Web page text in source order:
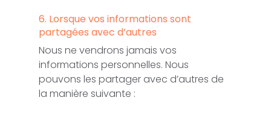
6. Lorsque vos informations sont
partagées avec d’autres
Nous ne vendrons jamais vos
informations personnelles. Nous
pouvons les partager avec d’autres de
la manière suivante :